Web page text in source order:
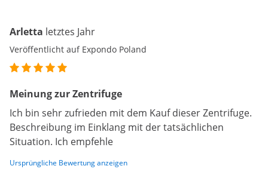
Arletta letztes Jahr
Veröffentlicht auf Expondo Poland
Meinung zur Zentrifuge
Ich bin sehr zufrieden mit dem Kauf dieser Zentrifuge.
Beschreibung im Einklang mit der tatsächlichen
Situation. Ich empfehle
Ursprüngliche Bewertung anzeigen